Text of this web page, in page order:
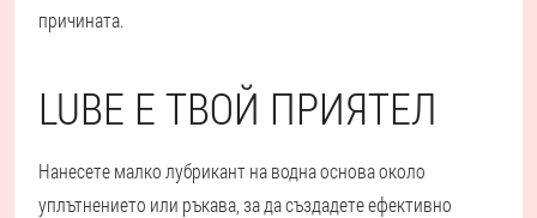
причината.
LUBE Е ТВОЙ ПРИЯТЕЛ
Нанесете малко лубрикант на водна основа около
уплътнението или ръкава, за да създадете ефективно